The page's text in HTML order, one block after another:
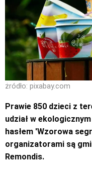
żródło: pixabay.com
Prawie 850 dzieci z
udział w
hasłem 'Wzorowa
organizatorami są
Remondis.